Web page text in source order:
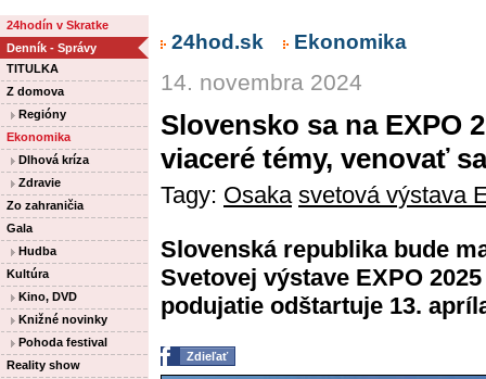
24hodín v Skratke
Denník - Správy
TITULKA
Z domova
Regióny
Ekonomika
Dlhová kríza
Zdravie
Zo zahraničia
Gala
Hudba
Kultúra
Kino, DVD
Knižné novinky
Pohoda festival
Reality show
24hod.sk Ekonomika
14. novembra 2024
Slovensko sa na EXPO
viaceré témy, venovať
Tagy: Osaka svetová výstava
Slovenská republika bude
Svetovej výstave EXPO
podujatie odštartuje 13.
Zdieľať